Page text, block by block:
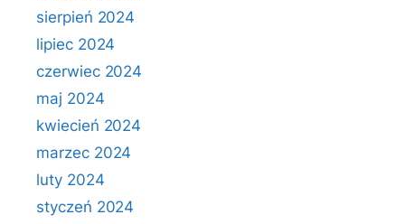
sierpień 2024
lipiec 2024
czerwiec 2024
maj 2024
kwiecień 2024
marzec 2024
luty 2024
styczeń 2024